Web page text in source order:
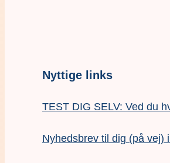
Nyttige links
TEST DIG SELV: Ved du
Nyhedsbrev til dig (på vej)